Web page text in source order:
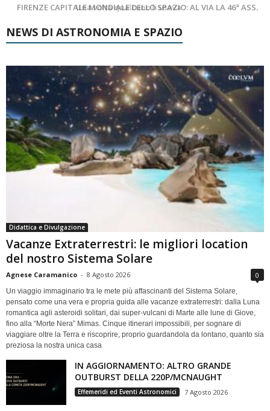
FIRENZE CAPITALE MONDIALE DELLO SPAZIO: AL VIA LA 46ª ASSEMBLEA SCIENTIFICA DEL COSPAR
NEWS DI ASTRONOMIA E SPAZIO
Didattica e Divulgazione
Vacanze Extraterrestri: le migliori location
del nostro Sistema Solare
Agnese Caramanico - 8 Agosto 2026 0
Un viaggio immaginario tra le mete più affascinanti del Sistema Solare,
pensato come una vera e propria guida alle vacanze extraterrestri: dalla Luna
romantica agli asteroidi solitari, dai super-vulcani di Marte alle lune di Giove,
fino alla “Morte Nera” Mimas. Cinque itinerari impossibili, per sognare di
viaggiare oltre la Terra e riscoprire, proprio guardandola da lontano, quanto sia
preziosa la nostra unica casa
IN AGGIORNAMENTO: ALTRO GRANDE
OUTBURST DELLA 220P/MCNAUGHT
Effemeridi ed Eventi Astronomici 7 Agosto 2026